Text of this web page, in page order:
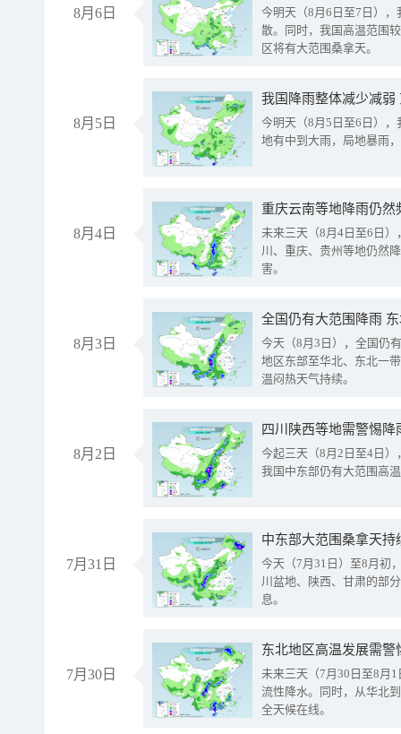
8月6日
今明天（8月6日至7日）
散。同时，我国高温范围
区将有大范围桑拿天。
8月5日
我国降雨整体减少减弱
今明天（8月5日至6日）
地有中到大雨，局地暴雨
8月4日
重庆云南等地降雨仍然
未来三天（8月4日至6日
川、重庆、贵州等地仍然
害。
8月3日
全国仍有大范围降雨
今天（8月3日），全国仍
地区东部至华北、东北一
温闷热天气持续。
8月2日
今起三天（8月2日至4日
我国中东部仍有大范围高
7月31日
中东部大范围桑拿天
今天（7月31日）至8月初
川盆地、陕西、甘肃的部
息。
7月30日
东北地区高温发展需
未来三天（7月30日至8月
流性降水。同时，从华北
全天候在线。